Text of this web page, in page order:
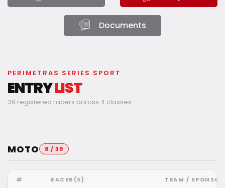
Documents
PERIMETRAS SERIES SPORT
ENTRYLIST
39 registered racers across 4 classes
MOTO 8 / 39
# RACER(S) TEAM / SPONSOR